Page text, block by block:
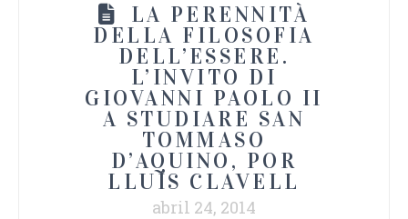
LA PERENNITÀ
DELLA FILOSOFIA
DELL’ESSERE.
L’INVITO DI
GIOVANNI PAOLO II
A STUDIARE SAN
TOMMASO
D’AQUINO, POR
LLUÍS CLAVELL
abril 24, 2014